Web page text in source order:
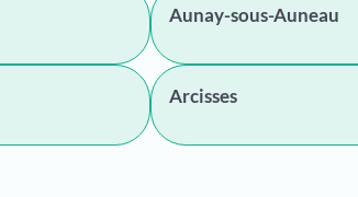
Aunay-sous-Auneau
Arcisses